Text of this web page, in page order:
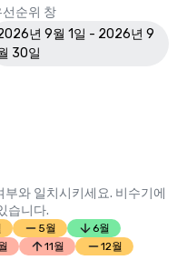
버시티는 북미에서 가장
터 인정을 받았습니
획자는 호텔이 품질, 청
크 분위기, 연결된 이중
경력에 빛나는 고객 만족
특별한 숙박을 즐길 것이
순위 창
년 9월 1일 - 2026년 9
30일
와 일치시키세요. 비수기에
습니다.
5월
6월
11월 12월